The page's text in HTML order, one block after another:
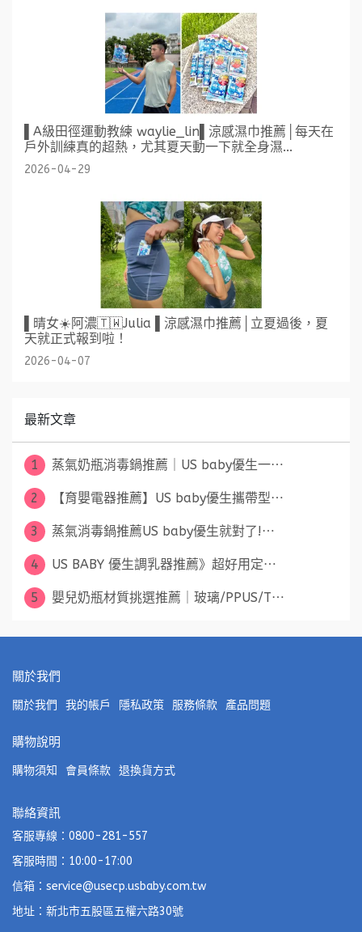
▌A級田徑運動教練 waylie_lin▌涼感濕巾推薦│每天在
戶外訓練真的超熱，尤其夏天動一下就全身濕...
2026-04-29
▌晴女☀️阿濃🇹🇼Julia ▌涼感濕巾推薦│立夏過後，夏
天就正式報到啦！
2026-04-07
最新文章
1 蒸氣奶瓶消毒鍋推薦｜US baby優生一⋯
2 【育嬰電器推薦】US baby優生攜帶型⋯
3 蒸氣消毒鍋推薦US baby優生就對了!⋯
4 US BABY 優生調乳器推薦》超好用定⋯
5 嬰兒奶瓶材質挑選推薦｜玻璃/PPUS/T⋯
關於我們
關於我們 我的帳戶 隱私政策 服務條款 產品問題
購物說明
購物須知 會員條款 退換貨方式
聯絡資訊
客服專線：0800-281-557
客服時間：10:00-17:00
信箱：service@usecp.usbaby.com.tw
地址：新北市五股區五權六路30號